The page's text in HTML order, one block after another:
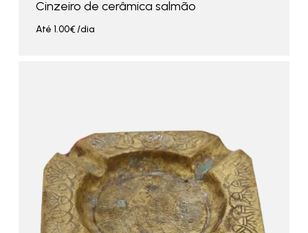
Cinzeiro de cerâmica salmão
Até 1.00€/dia